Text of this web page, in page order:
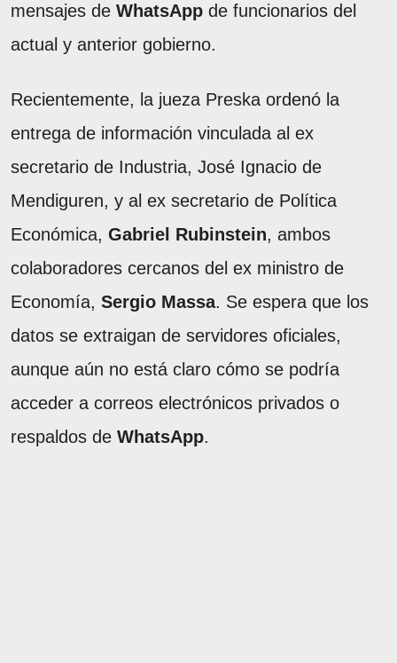
mensajes de WhatsApp de funcionarios del
actual y anterior gobierno.
Recientemente, la jueza Preska ordenó la
entrega de información vinculada al ex
secretario de Industria, José Ignacio de
Mendiguren, y al ex secretario de Política
Económica, Gabriel Rubinstein, ambos
colaboradores cercanos del ex ministro de
Economía, Sergio Massa. Se espera que los
datos se extraigan de servidores oficiales,
aunque aún no está claro cómo se podría
acceder a correos electrónicos privados o
respaldos de WhatsApp.